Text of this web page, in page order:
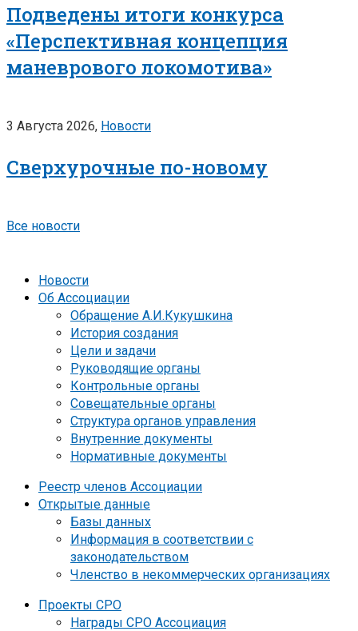
Подведены итоги конкурса
«Перспективная концепция
маневрового локомотива»
3 Августа 2026, Новости
Сверхурочные по-новому
Все новости
Новости
Об Ассоциации
Обращение А.И.Кукушкина
История создания
Цели и задачи
Руководящие органы
Контрольные органы
Совещательные органы
Структура органов управления
Внутренние документы
Нормативные документы
Реестр членов Ассоциации
Открытые данные
Базы данных
Информация в соответствии с
законодательством
Членство в некоммерческих организациях
Проекты СРО
Награды СРО Ассоциация